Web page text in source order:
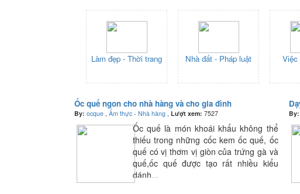
Làm đẹp - Thời trang Nhà đất - Pháp luật
Việc
Ốc quế ngon cho nhà hàng và cho gia đình
By: ocque Ẩm thực - Nhà hàng Lượt xem: 7527
Ốc quế là món khoái khẩu không thể
thiếu trong những cốc kem ốc quế, ốc
quế có vị thơm vị giòn của trứng gà và
quế,ốc quế được tạo rất nhiều kiểu
dánh...
By: